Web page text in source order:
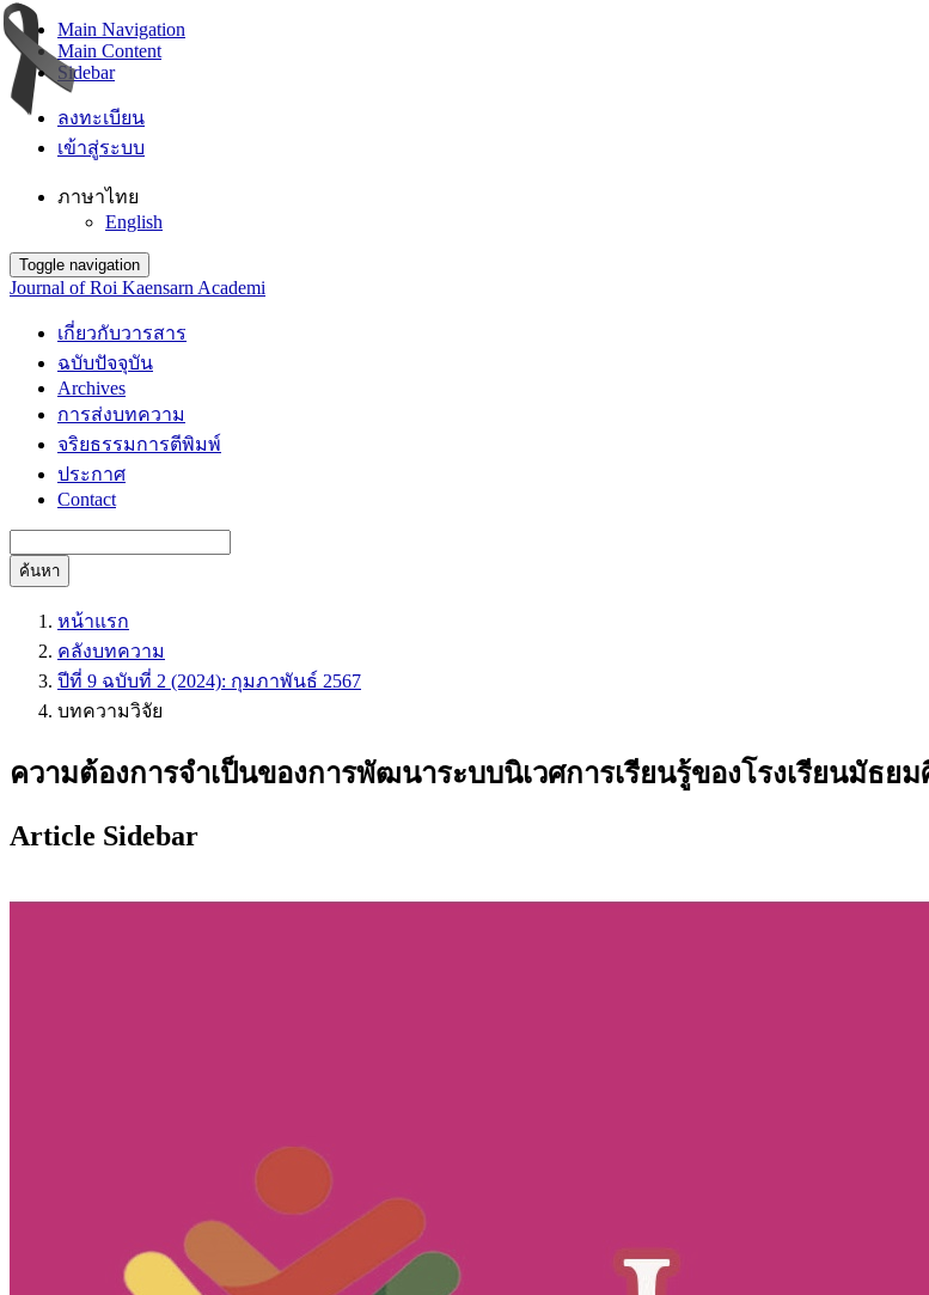
Main Navigation
Main Content
Sidebar
ลงทะเบียน
เข้าสู่ระบบ
ภาษาไทย
English
Toggle navigation
Journal of Roi Kaensarn Academi
เกี่ยวกับวารสาร
ฉบับปัจจุบัน
Archives
การส่งบทความ
จริยธรรมการตีพิมพ์
ประกาศ
Contact
ค้นหา
หน้าแรก
คลังบทความ
ปีที่ 9 ฉบับที่ 2 (2024): กุมภาพันธ์ 2567
บทความวิจัย
ความต้องการจำเป็นของการพัฒนาระบบนิเวศการเรียนรู้ของโรงเรียนมัธ
Article Sidebar